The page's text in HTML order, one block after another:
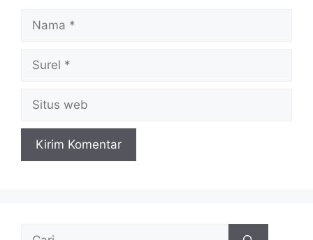
Nama
Surel
Situs
web
Cari